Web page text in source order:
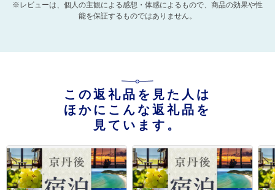
※レビューは、個人の主観による感想・体感によるもので、商品の効果や性
能を保証するものではありません。
この返礼品を見た人は
ほかにこんな返礼品を
見ています。